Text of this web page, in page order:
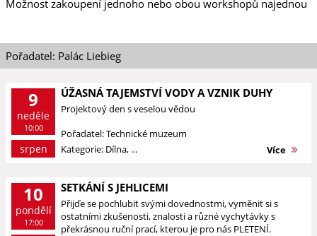
Možnost zakoupení jednoho nebo obou workshopů najednou
Pořadatel: Palác Liebieg
9
neděle
10:00
srpen
ÚŽASNÁ TAJEMSTVÍ VODY A VZNIK DUHY
Projektový den s veselou vědou
Pořadatel: Technické muzeum
Kategorie: Dílna, ...
Více
10
pondělí
17:00
SETKÁNÍ S JEHLICEMI
Přijďe se pochlubit svými dovednostmi, vyměnit si s
ostatními zkušenosti, znalosti a různé vychytávky s
překrásnou ruční prací, kterou je pro nás PLETENÍ.